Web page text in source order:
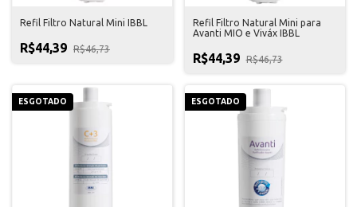
Refil Filtro Natural Mini IBBL
R$44,39 R$46,73
Refil Filtro Natural Mini para
Avanti MIO e Viváx IBBL
R$44,39 R$46,73
ESGOTADO ESGOTADO